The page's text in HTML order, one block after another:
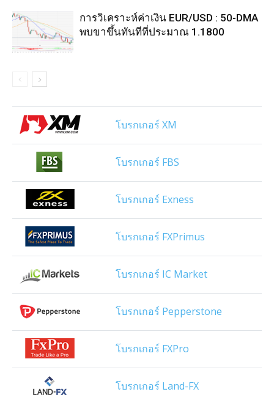
การวิเคราะห์ค่าเงิน EUR/USD : 50-DMA
พบขาขึ้นทันทีที่ประมาณ 1.1800
โบรกเกอร์ XM
โบรกเกอร์ FBS
โบรกเกอร์ Exness
โบรกเกอร์ FXPrimus
โบรกเกอร์ IC Market
โบรกเกอร์ Pepperstone
โบรกเกอร์ FXPro
โบรกเกอร์ Land-FX